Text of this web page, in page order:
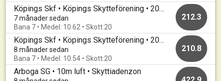
Köpings Skf • Köpings Skytteförening • 20251217
7 månader sedan
Bana 7 • Medel: 10.62 • Skott:20
212.3
Köpings Skf • Köpings Skytteförening • 20251210
8 månader sedan
Bana 7 • Medel: 10.54 • Skott:20
210.8
Arboga SG • 10m luft • Skyttiadenzon